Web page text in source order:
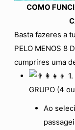
COMO
Basta fazeres a
PELO MENOS 8
cumprires uma
GRUPO (4
Ao